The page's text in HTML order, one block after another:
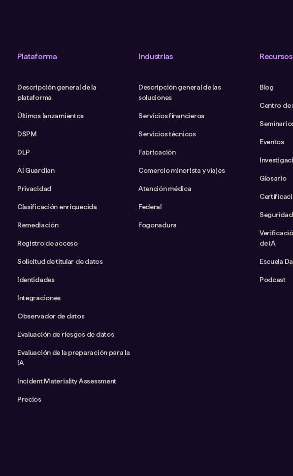
Plataforma
Descripción general de la
plataforma
Últimos lanzamientos
DSPM
DLP
AI Guardian
Privacidad
Clasificación enriquecida
Remediación
Registro de acceso
Solicitud de titular de datos
Identidades
Integraciones
Observador de datos
Evaluación de riesgos de datos
Evaluación de la preparación para la
IA
Incident Materiality Assessment
Precios
Industrias
Descripción general de las
soluciones
Servicios financieros
Servicios técnicos
Fabricación
Comercio minorista y viajes
Atención médica
Federal
Fogonadura
Recursos
Blog
Centro de
Eventos
Glosario
de IA
Escuela
Podcast